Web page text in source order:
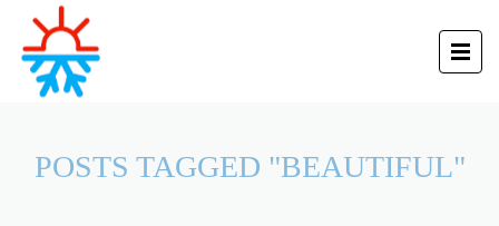
POSTS TAGGED "BEAUTIFUL"